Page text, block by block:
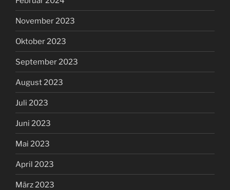
November 2023
Oktober 2023
September 2023
August 2023
Juli 2023
Juni 2023
Mai 2023
April 2023
März 2023